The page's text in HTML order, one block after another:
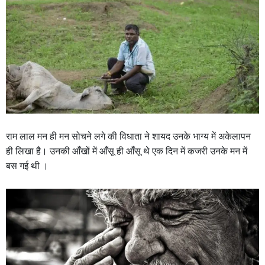
राम लाल मन ही मन सोचने लगे की विधाता ने शायद उनके भाग्य में अकेलापन
ही लिखा है। उनकी आँखों में आँसू ही आँसू थे एक दिन में कजरी उनके मन में
बस गई थी ।